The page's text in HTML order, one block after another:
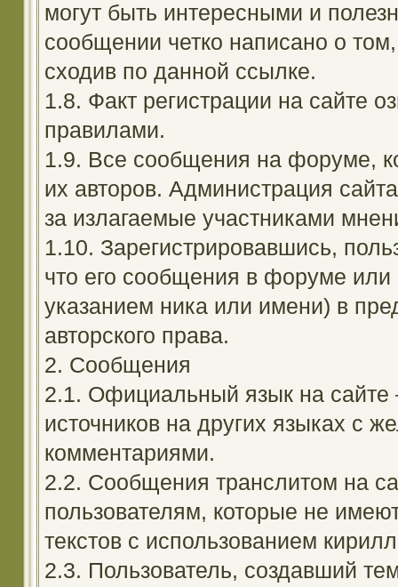
могут быть интересными и
сообщении четко написано о
сходив по данной ссылке.
1.8. Факт регистрации на сайте
правилами.
1.9. Все сообщения на форуме,
их авторов. Администрация
за излагаемые участниками
1.10. Зарегистрировавшись,
что его сообщения в форуме или
указанием ника или имени) в
авторского права.
2. Сообщения
2.1. Официальный язык на сайте
источников на других языках с
комментариями.
2.2. Сообщения транслитом на
пользователям, которые не
текстов с использованием
2.3. Пользователь, создавший